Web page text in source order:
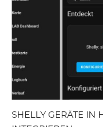
SHELLY GERÄTE IN